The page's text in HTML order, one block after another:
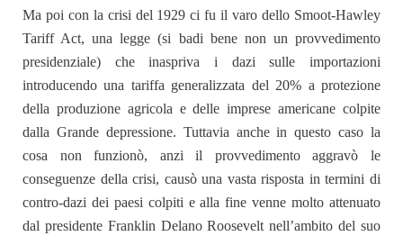
Ma poi con la crisi del 1929 ci fu il varo dello Smoot-Hawley
Tariff Act, una legge (si badi bene non un provvedimento
presidenziale) che inaspriva i dazi sulle importazioni
introducendo una tariffa generalizzata del 20% a protezione
della produzione agricola e delle imprese americane colpite
dalla Grande depressione. Tuttavia anche in questo caso la
cosa non funzionò, anzi il provvedimento aggravò le
conseguenze della crisi, causò una vasta risposta in termini di
contro-dazi dei paesi colpiti e alla fine venne molto attenuato
dal presidente Franklin Delano Roosevelt nell’ambito del suo